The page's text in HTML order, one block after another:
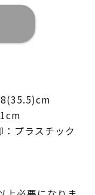
プラスチック